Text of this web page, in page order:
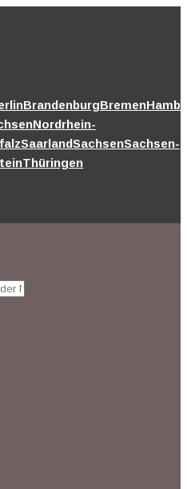
BrandenburgBremen
Nordrhein-
SaarlandSachsenSachsen-
Thüringen